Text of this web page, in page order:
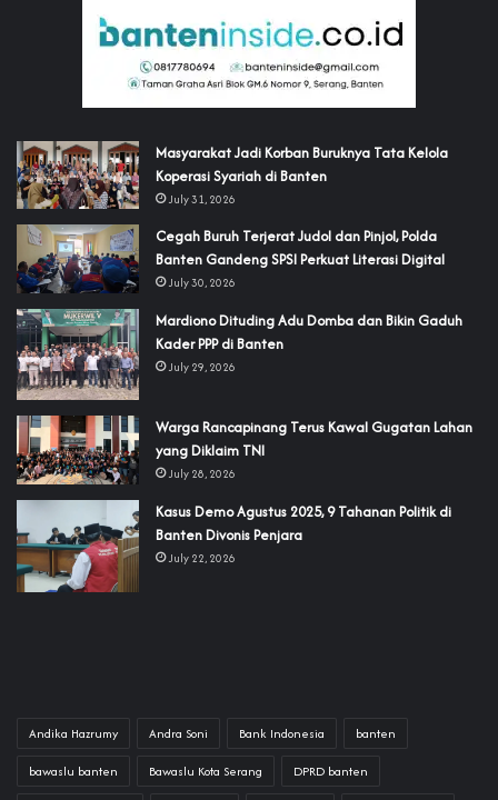
‎Masyarakat Jadi Korban Buruknya Tata Kelola
Koperasi Syariah di Banten
July 31, 2026
Cegah Buruh Terjerat Judol dan Pinjol, Polda
Banten Gandeng SPSI Perkuat Literasi Digital
July 30, 2026
‎Mardiono Dituding Adu Domba dan Bikin Gaduh
Kader PPP di Banten
July 29, 2026
‎Warga Rancapinang Terus Kawal Gugatan Lahan
yang Diklaim TNI‎‎
July 28, 2026
‎Kasus Demo Agustus 2025, 9 Tahanan Politik di
Banten Divonis Penjara
July 22, 2026
Andika Hazrumy Andra Soni Bank Indonesia banten
bawaslu banten Bawaslu Kota Serang DPRD banten